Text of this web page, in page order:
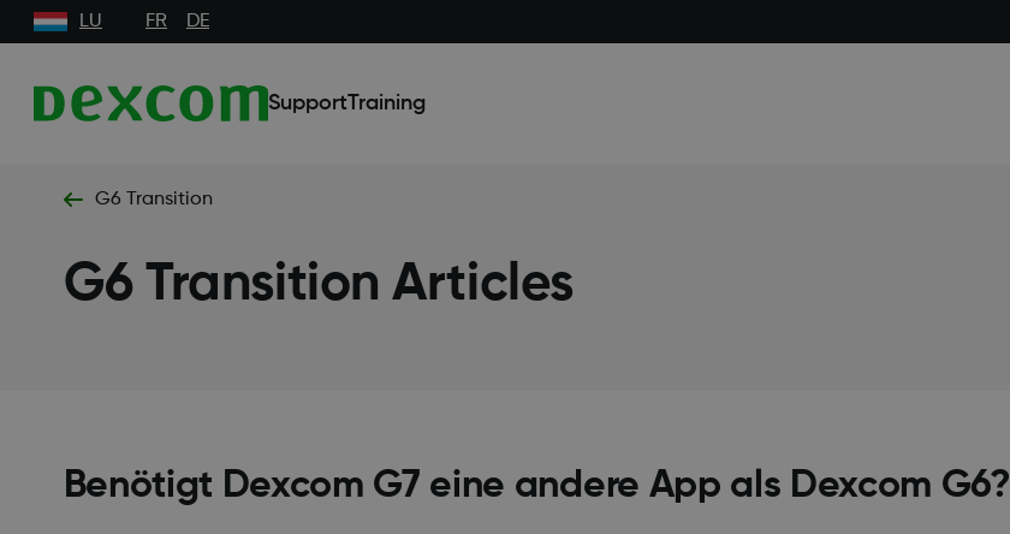
LU FR DE
SupportTraining
G6 Transition
G6 Transition Articles
Benötigt Dexcom G7 eine andere App als Dexcom G6?